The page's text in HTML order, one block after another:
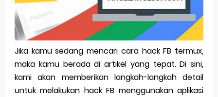
Simpan Profil Ig Dengan Mudah
Aplikasi Togel Android: Solusi Praktis Untuk Pecinta Togel
Siap Video Call, tapi Download Aplikasinya Dulu, Abangku
Thursday, 6 August
Jika kamu sedang mencari cara hack FB termux,
maka kamu berada di artikel yang tepat. Di sini,
kami akan memberikan langkah-langkah detail
untuk melakukan hack FB menggunakan aplikasi